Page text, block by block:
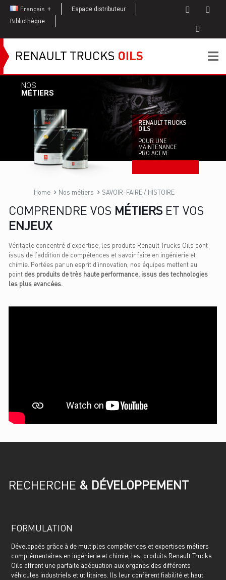
Français
Espace distributeur
Bibliothèque
NOS
MÉTIERS
RENAULT TRUCKS
OILS
POUR UNE
MAINTENANCE
PRO ACTIVE
Home Nos métiers SAVOIR-FAIRE / HISTOIRE
COMPRENDRE VOS MÉTIERS ET VOS
ENJEUX
Véritable concentré d’expertise, les produits Renault Trucks Oils sont
issus de l’addition de compétences et savoir faire en ingénierie et
chimie. Portées par un esprit d’innovation, nos équipes mettent au
point des produits de très haute performance, issus des technologies
les plus avancées.
RECHERCHE & DÉVELOPPEMENT
FORMULATION
Développés grâce à de multiples compétences et expertises métiers
complémentaires en ingénierie et chimie, les produits Renault Trucks
Oils offrent une parfaite adéquation aux organes des différents
véhicules industriels et utilitaires. Ils leur confèrent fiabilité et haut